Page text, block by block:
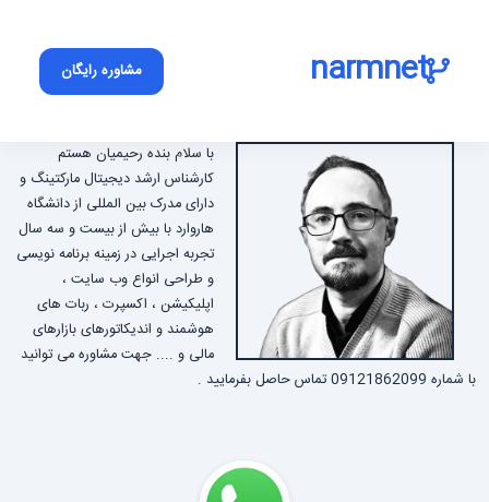
narmnet مشاوره رایگان
با سلام بنده رحیمیان هستم
کارشناس ارشد دیجیتال مارکتینگ و
دارای مدرک بین المللی از دانشگاه
هاروارد با بیش از بیست و سه سال
تجربه اجرایی در زمینه برنامه نویسی
و طراحی انواع وب سایت ،
اپلیکیشن ، اکسپرت ، ربات های
هوشمند و اندیکاتورهای بازارهای
مالی و .... جهت مشاوره می توانید
با شماره 09121862099 تماس حاصل بفرمایید .